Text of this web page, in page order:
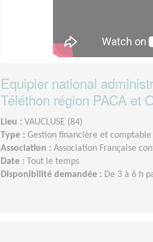
Equipier national
Téléthon région PACA et
Lieu : VAUCLUSE (84)
Type : Gestion financière et comptable
Association : Association Française
Date :
Tout le temps
Disponibilité demandée : De 3 à 6 h